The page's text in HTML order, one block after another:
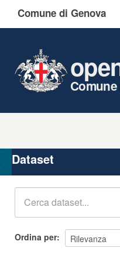
Comune di Genova
Organizzazioni
Gruppi
Dataset
Ordina per